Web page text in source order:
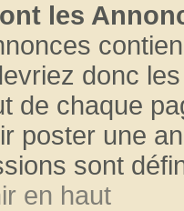
les
donc
de chaque
poster une
sont
en haut